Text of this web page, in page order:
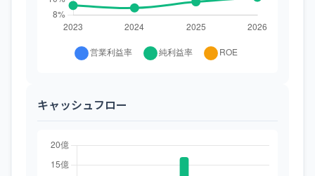
キャッシュフロー